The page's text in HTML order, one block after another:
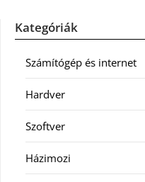
Kategóriák
Számítógép és internet
Hardver
Szoftver
Házimozi